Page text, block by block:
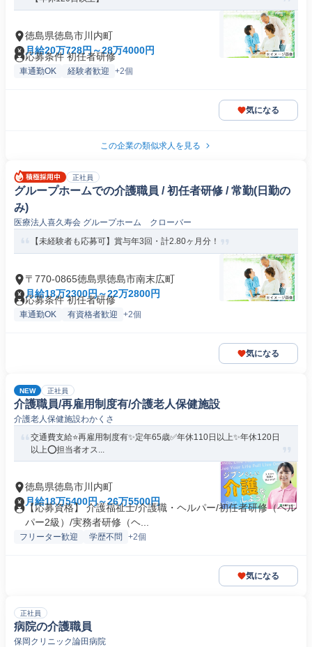
徳島県徳島市川内町
月給20万728円～28万4000円
応募条件 初任者研修
車通勤OK 経験者歓迎 +2個
気になる
この企業の類似求人を見る
正社員
グループホームでの介護職員 / 初任者研修 / 常勤(日勤の
み)
医療法人喜久寿会 グループホーム クローバー
【未経験者も応募可】賞与年3回・計2.80ヶ月分！
〒770-0865徳島県徳島市南末広町
月給18万2300円～22万2800円
応募条件 初任者研修
車通勤OK 有資格者歓迎 +2個
気になる
NEW 正社員
介護職員/再雇用制度有/介護老人保健施設
介護老人保健施設わかくさ
交通費支給⭐️再雇用制度有✨定年65歳✅️年休110日以上✨年休120日
以上⭕️担当者オス...
徳島県徳島市川内町
月給18万5400円～26万5500円
【応募資格】 介護福祉士/介護職・ヘルパー/初任者研修（ヘル
パー2級）/実務者研修（ヘ...
フリーター歓迎 学歴不問 +2個
気になる
正社員
病院の介護職員
保岡クリニック論田病院